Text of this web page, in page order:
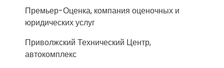
Премьер-Оценка, компания оценочных и
юридических услуг
Приволжский Технический Центр,
автокомплекс